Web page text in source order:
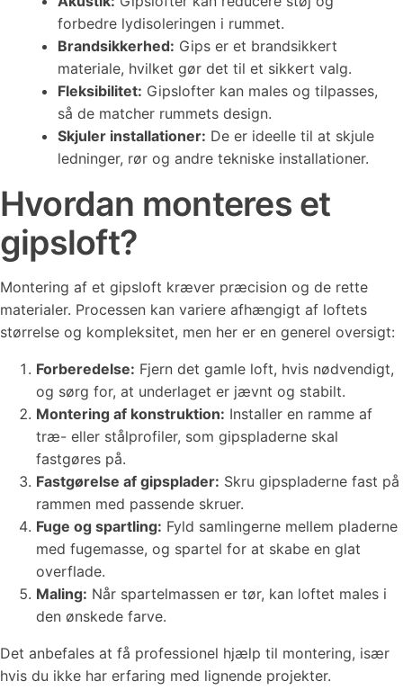
forbedre lydisoleringen i rummet.
Brandsikkerhed: Gips er et brandsikkert
materiale, hvilket gør det til et sikkert valg.
Fleksibilitet: Gipslofter kan males og tilpasses,
så de matcher rummets design.
Skjuler installationer: De er ideelle til at skjule
ledninger, rør og andre tekniske installationer.
Hvordan monteres et
gipsloft?
Montering af et gipsloft kræver præcision og de rette
materialer. Processen kan variere afhængigt af loftets
størrelse og kompleksitet, men her er en generel oversigt:
Forberedelse: Fjern det gamle loft, hvis nødvendigt,
og sørg for, at underlaget er jævnt og stabilt.
Montering af konstruktion: Installer en ramme af
træ- eller stålprofiler, som gipspladerne skal
fastgøres på.
Fastgørelse af gipsplader: Skru gipspladerne fast på
rammen med passende skruer.
Fuge og spartling: Fyld samlingerne mellem pladerne
med fugemasse, og spartel for at skabe en glat
overflade.
Maling: Når spartelmassen er tør, kan loftet males i
den ønskede farve.
Det anbefales at få professionel hjælp til montering, især
hvis du ikke har erfaring med lignende projekter.